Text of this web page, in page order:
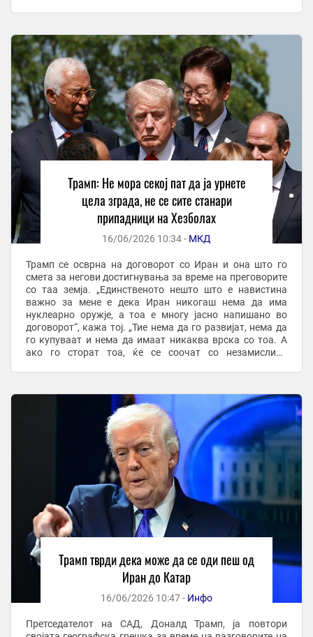
Трамп: Не мора секој пат да ја урнете
цела зграда, не се сите станари
припадници на Хезболах
16/06/2026 10:34 - МКД
Трамп се осврна на договорот со Иран и она што го
смета за негови достигнувања за време на преговорите
со таа земја. „Единственото нешто што е навистина
важно за мене е дека Иран никогаш нема да има
нуклеарно оружје, а тоа е многу јасно напишано во
договорот“, кажа тој. „Тие нема да го развијат, нема да
го купуваат и нема да имаат никаква врска со тоа. А
ако го сторат тоа, ќе се соочат со незамисливи
Трамп тврди дека може да се оди пеш од
Иран до Катар
16/06/2026 10:47 - Инфо
Претседателот на САД, Доналд Трамп, ја повтори